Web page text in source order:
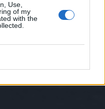
Use,
of my
with the
texto do seu
portátil.